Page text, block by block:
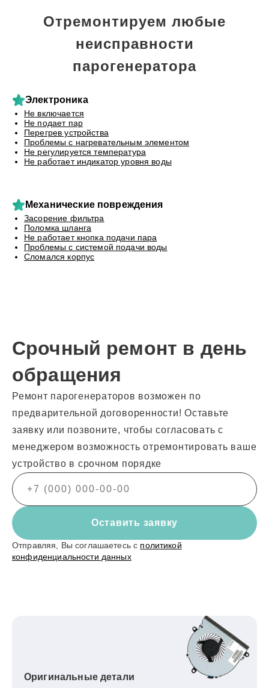
Отремонтируем любые
неисправности
парогенератора
Электроника
Не включается
Не подает пар
Перегрев устройства
Проблемы с нагревательным элементом
Не регулируется температура
Не работает индикатор уровня воды
Механические повреждения
Засорение фильтра
Поломка шланга
Не работает кнопка подачи пара
Проблемы с системой подачи воды
Сломался корпус
Срочный ремонт в день
обращения
Ремонт парогенераторов возможен по
предварительной договоренности! Оставьте
заявку или позвоните, чтобы согласовать с
менеджером возможность отремонтировать ваше
устройство в срочном порядке
Оставить заявку
Отправляя, Вы соглашаетесь с политикой
конфиденциальности данных
Оригинальные детали